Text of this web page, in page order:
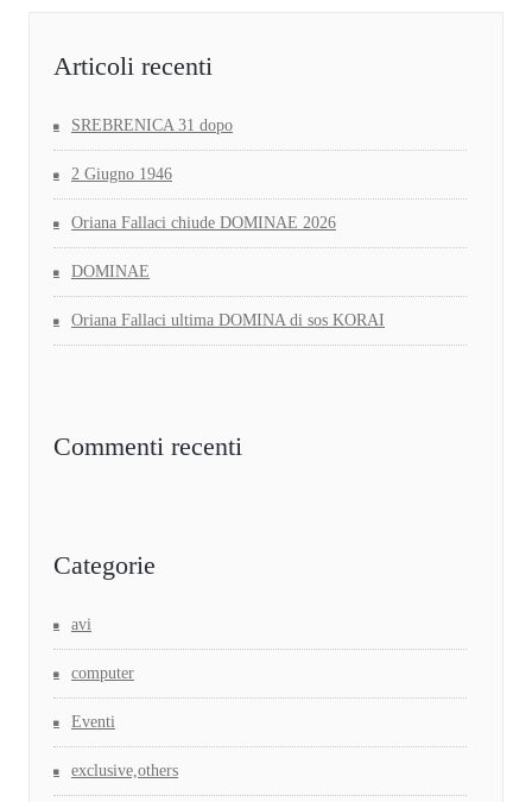
Articoli recenti
SREBRENICA 31 dopo
2 Giugno 1946
Oriana Fallaci chiude DOMINAE 2026
DOMINAE
Oriana Fallaci ultima DOMINA di sos KORAI
Commenti recenti
Categorie
avi
computer
Eventi
exclusive,others